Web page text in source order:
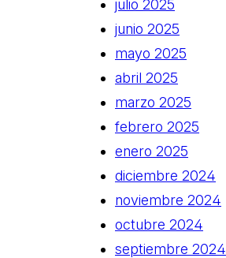
julio 2025
junio 2025
mayo 2025
abril 2025
marzo 2025
febrero 2025
enero 2025
diciembre 2024
noviembre 2024
octubre 2024
septiembre 2024